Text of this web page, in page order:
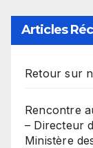
Articles
Retour sur
Rencontre
– Directeur
Ministère